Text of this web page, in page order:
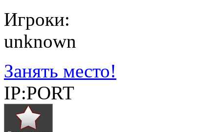
Игроки:
unknown
Занять место!
IP:PORT